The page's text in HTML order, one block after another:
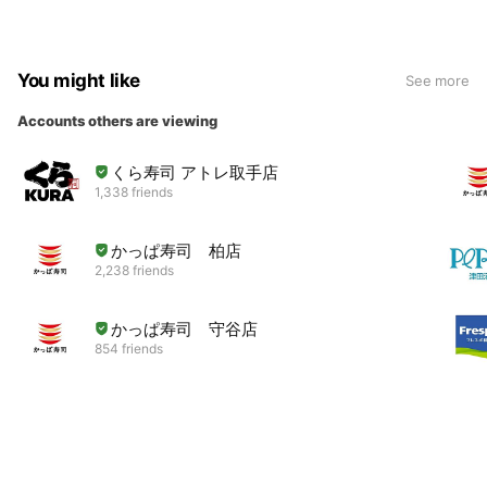
You might like See more
Accounts others are viewing
くら寿司 アトレ取手店
1,338 friends
かっぱ寿司 柏店
2,238 friends
かっぱ寿司 守谷店
854 friends